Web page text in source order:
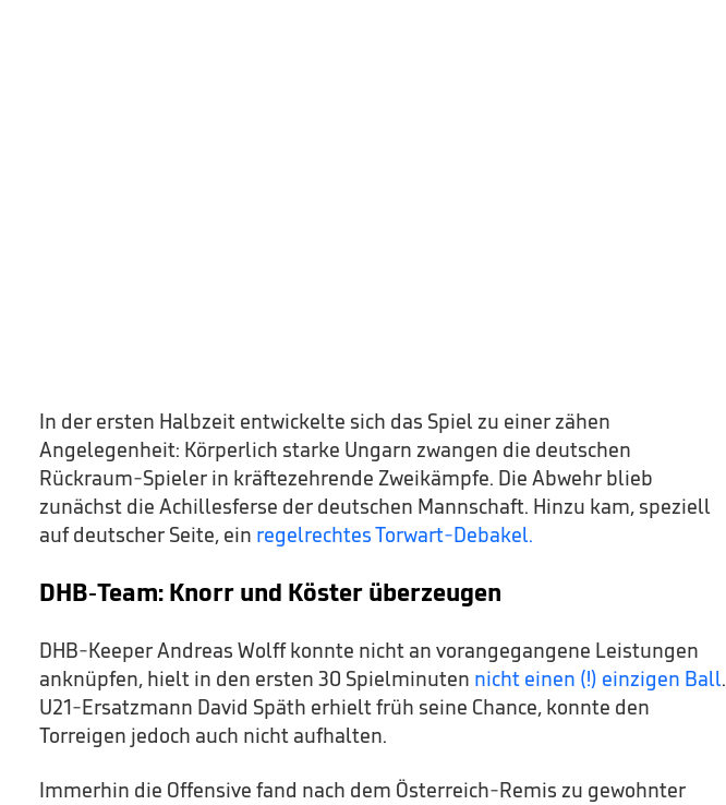
In der ersten Halbzeit entwickelte sich das Spiel zu einer zähen
Angelegenheit: Körperlich starke Ungarn zwangen die deutschen
Rückraum-Spieler in kräftezehrende Zweikämpfe. Die Abwehr blieb
zunächst die Achillesferse der deutschen Mannschaft. Hinzu kam, speziell
auf deutscher Seite, ein regelrechtes Torwart-Debakel.
DHB-Team: Knorr und Köster überzeugen
DHB-Keeper Andreas Wolff konnte nicht an vorangegangene Leistungen
anknüpfen, hielt in den ersten 30 Spielminuten nicht einen (!) einzigen Ball.
U21-Ersatzmann David Späth erhielt früh seine Chance, konnte den
Torreigen jedoch auch nicht aufhalten.
Immerhin die Offensive fand nach dem Österreich-Remis zu gewohnter